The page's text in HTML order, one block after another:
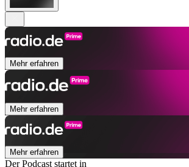
Mehr erfahren
Mehr erfahren
Mehr erfahren
Der Podcast startet in